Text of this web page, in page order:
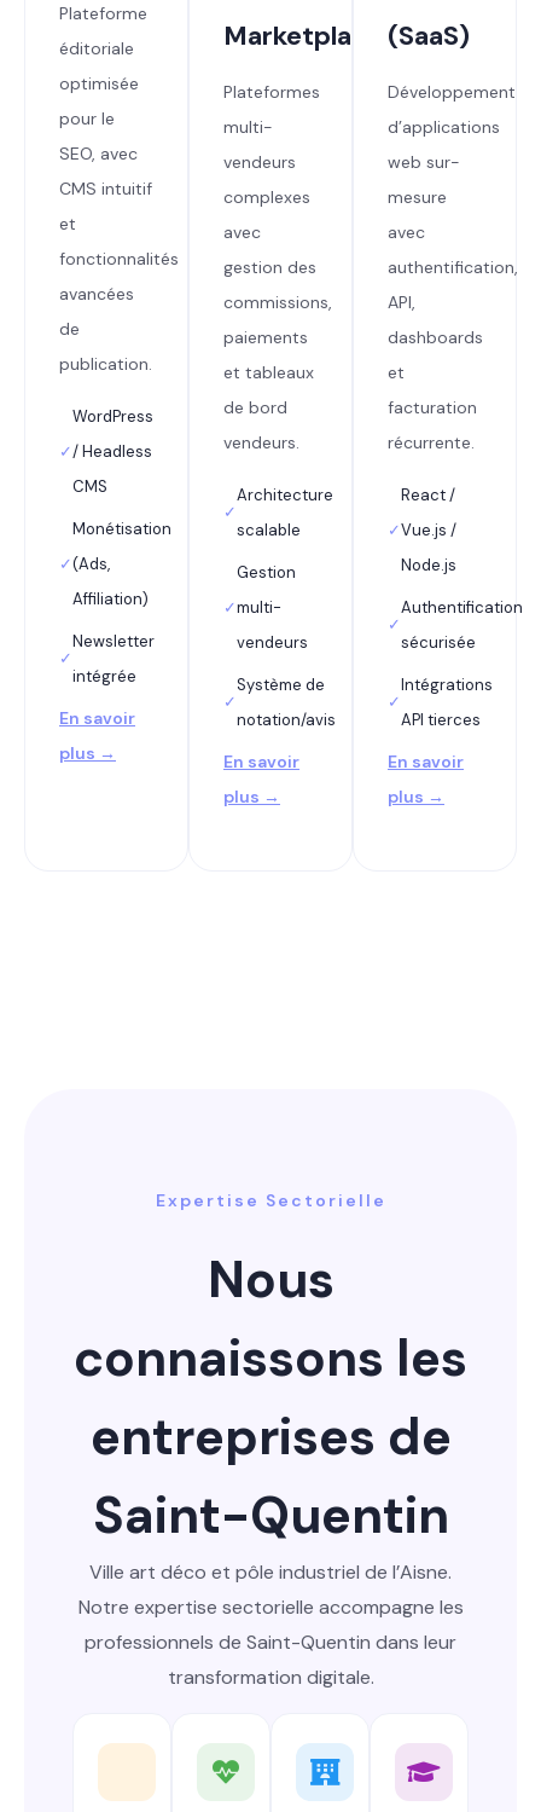
Plateforme
éditoriale
optimisée
pour le
SEO, avec
CMS intuitif
et
fonctionnalités
avancées
de
publication.
✓
WordPress
/ Headless
CMS
✓
Monétisation
(Ads,
Affiliation)
✓
Newsletter
intégrée
En savoir
plus →
Marketplace
Plateformes
multi-
vendeurs
complexes
avec
gestion des
commissions,
paiements
et tableaux
de bord
vendeurs.
✓
Architecture
scalable
✓
Gestion
multi-
vendeurs
✓
Système de
notation/avis
En savoir
plus →
(SaaS)
Développement
d’applications
web sur-
mesure
avec
authentification,
API,
dashboards
et
facturation
récurrente.
✓
React /
Vue.js /
Node.js
✓
Authentification
sécurisée
✓
Intégrations
API tierces
En savoir
plus →
Expertise Sectorielle
Nous
connaissons les
entreprises de
Saint-Quentin
Ville art déco et pôle industriel de l’Aisne.
Notre expertise sectorielle accompagne les
professionnels de Saint-Quentin dans leur
transformation digitale.